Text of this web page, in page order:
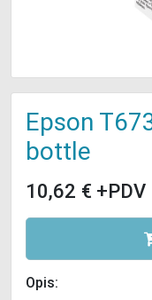
Epson
bottle
10,62 € +PDV
Opis: